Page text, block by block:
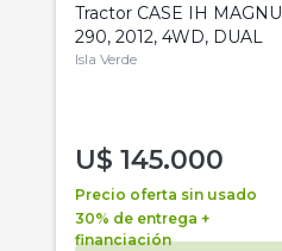
Tractor CASE IH
290, 2012, 4WD, DUAL
Isla Verde
U$ 145.000
Precio oferta sin usado
30% de entrega +
financiación